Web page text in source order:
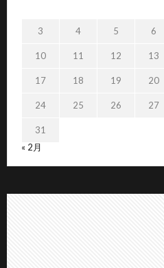
3 4 5 6
10 11 12 13
17 18 19 20
24 25 26 27
31
« 2月